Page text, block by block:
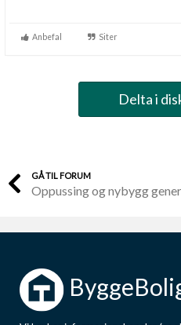
Anbefal Siter
Delta i
GÅ TIL FORUM
Oppussing og nybygg